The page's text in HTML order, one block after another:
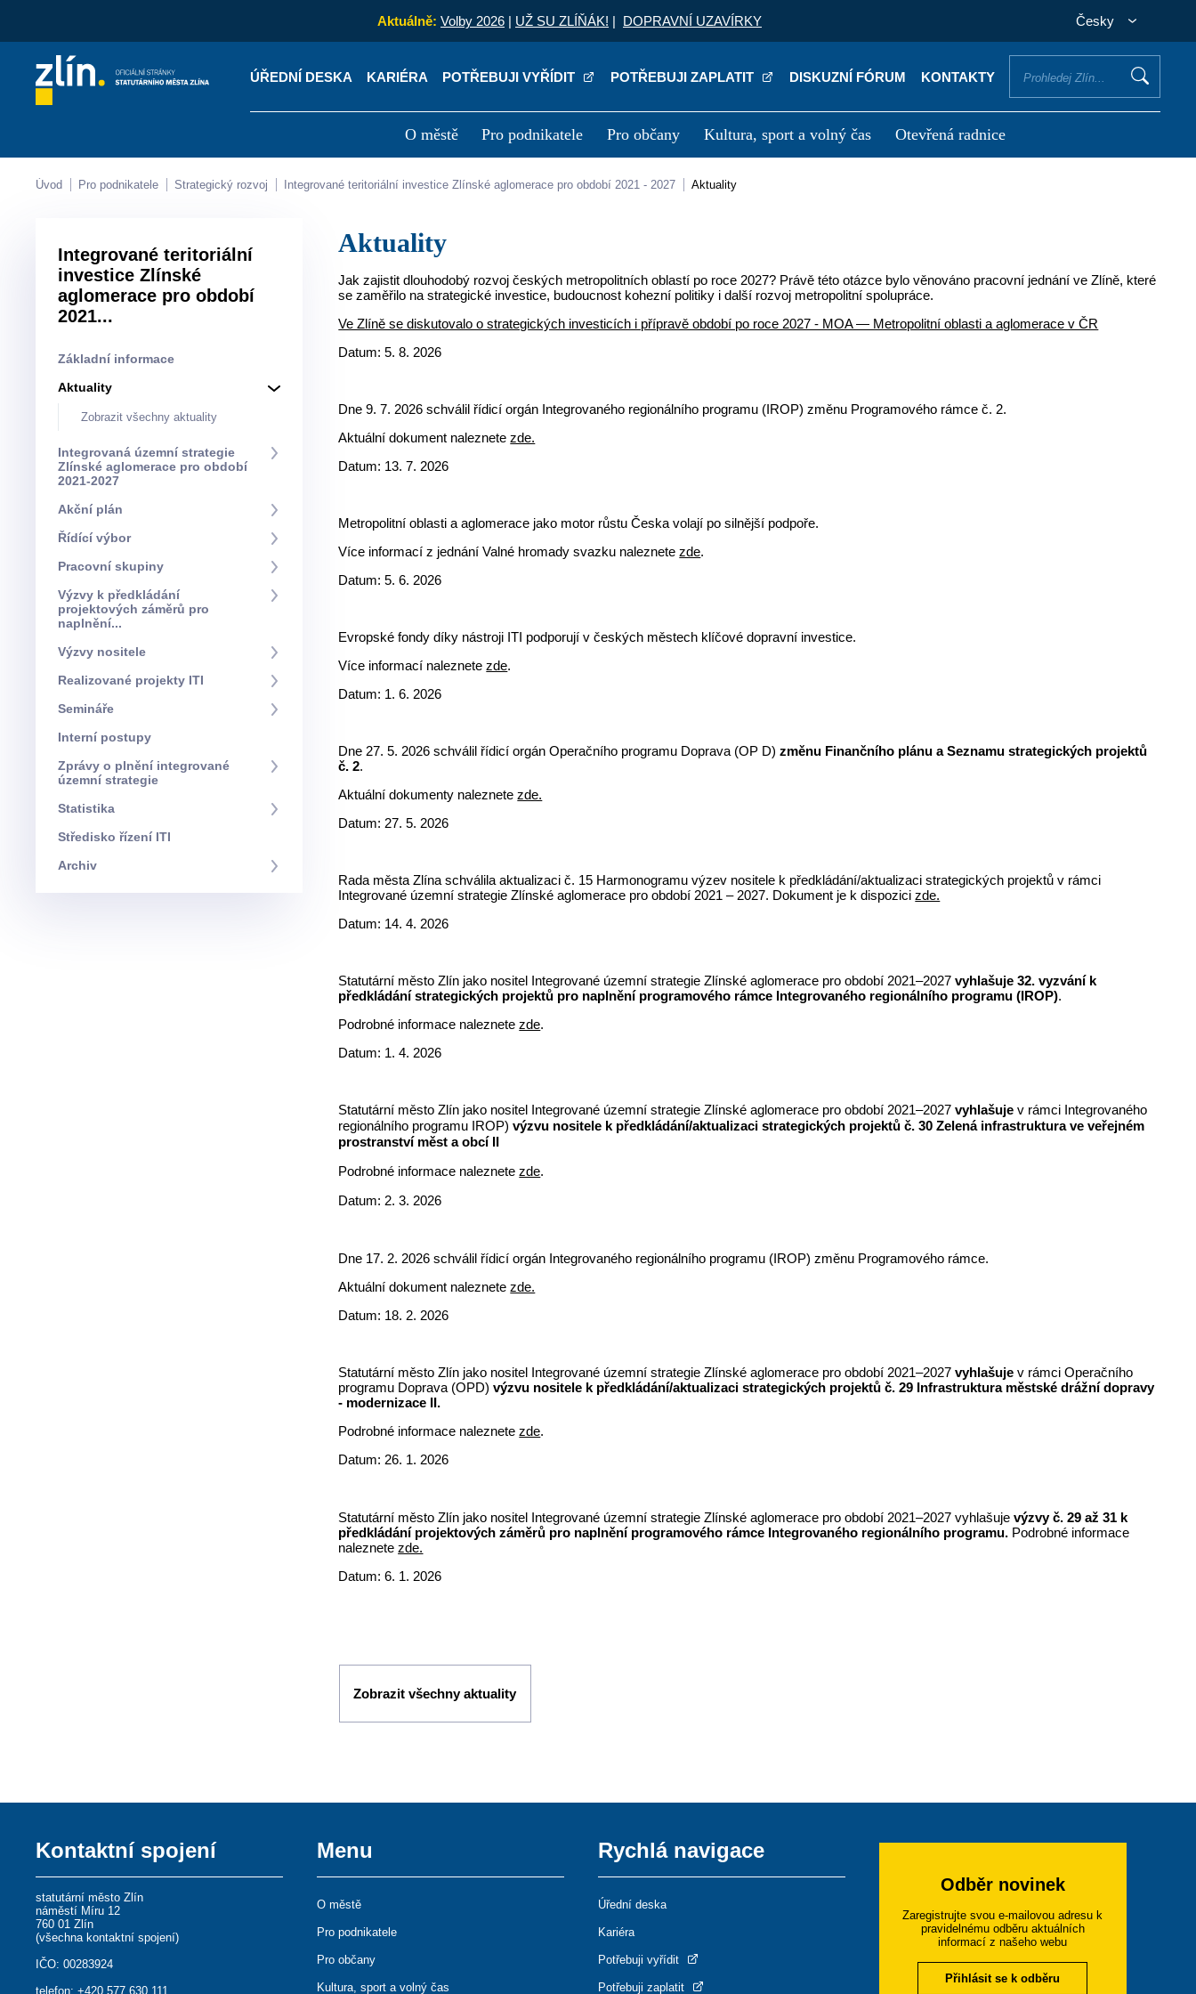
Aktuálně: Volby 2026 | UŽ SU ZLÍŇÁK! | DOPRAVNÍ UZAVÍRKY Česky
ÚŘEDNÍ DESKA KARIÉRA POTŘEBUJI VYŘÍDIT POTŘEBUJI ZAPLATIT DISKUZNÍ FÓRUM KONTAKTY
O městě Pro podnikatele Pro občany Kultura, sport a volný čas Otevřená radnice
Kontakty Úřední deska Kariéra
Úvod Pro podnikatele Strategický rozvoj Integrované teritoriální investice Zlínské aglomerace pro období 2021 - 2027 Aktuality
Integrované teritoriální
investice Zlínské
aglomerace pro období
2021...
Základní informace
Aktuality
Zobrazit všechny aktuality
Integrovaná územní strategie
Zlínské aglomerace pro období
2021-2027
Akční plán
Řídící výbor
Pracovní skupiny
Výzvy k předkládání
projektových záměrů pro
naplnění...
Výzvy nositele
Realizované projekty ITI
Semináře
Interní postupy
Zprávy o plnění integrované
územní strategie
Statistika
Středisko řízení ITI
Archiv
Aktuality
Jak zajistit dlouhodobý rozvoj českých metropolitních oblastí po roce 2027? Právě této otázce bylo věnováno pracovní jednání ve Zlíně, které
se zaměřilo na strategické investice, budoucnost kohezní politiky i další rozvoj metropolitní spolupráce.
Ve Zlíně se diskutovalo o strategických investicích i přípravě období po roce 2027 - MOA — Metropolitní oblasti a aglomerace v ČR
Datum: 5. 8. 2026
Dne 9. 7. 2026 schválil řídicí orgán Integrovaného regionálního programu (IROP) změnu Programového rámce č. 2.
Aktuální dokument naleznetezde.
Datum: 13. 7. 2026
Metropolitní oblasti a aglomerace jako motor růstu Česka volají po silnější podpoře.
Více informací z jednání Valné hromady svazku naleznetezde.
Datum: 5. 6. 2026
Evropské fondy díky nástroji ITI podporují v českých městech klíčové dopravní investice.
Více informací naleznetezde.
Datum: 1. 6. 2026
Dne 27. 5. 2026 schválil řídicí orgán Operačního programu Doprava (OP D)změnu Finančního plánu a Seznamu strategických projektů
č. 2.
Aktuální dokumenty naleznetezde.
Datum: 27. 5. 2026
Rada města Zlína schválila aktualizaci č. 15 Harmonogramu výzev nositele k předkládání/aktualizaci strategických projektů v rámci
Integrované územní strategie Zlínské aglomerace pro období 2021 – 2027. Dokument je k dispozicizde.
Datum: 14. 4. 2026
Statutární město Zlín jako nositel Integrované územní strategie Zlínské aglomerace pro období 2021–2027vyhlašuje 32. vyzvání k
předkládání strategických projektů pro naplnění programového rámce Integrovaného regionálního programu (IROP).
Podrobné informace naleznetezde.
Datum: 1. 4. 2026
Statutární město Zlín jako nositel Integrované územní strategie Zlínské aglomerace pro období 2021–2027vyhlašujev rámci Integrovaného
regionálního programu IROP)výzvu nositele k předkládání/aktualizaci strategických projektů č. 30 Zelená infrastruktura ve veřejném
prostranství měst a obcí II
Podrobné informace naleznetezde.
Datum: 2. 3. 2026
Dne 17. 2. 2026 schválil řídicí orgán Integrovaného regionálního programu (IROP) změnu Programového rámce.
Aktuální dokument naleznetezde.
Datum: 18. 2. 2026
Statutární město Zlín jako nositel Integrované územní strategie Zlínské aglomerace pro období 2021–2027vyhlašujev rámci Operačního
programu Doprava (OPD)výzvu nositele k předkládání/aktualizaci strategických projektů č. 29 Infrastruktura městské drážní dopravy
- modernizace II.
Podrobné informace naleznetezde.
Datum: 26. 1. 2026
Statutární město Zlín jako nositel Integrované územní strategie Zlínské aglomerace pro období 2021–2027 vyhlašujevýzvy č. 29 až 31 k
předkládání projektových záměrů pro naplnění programového rámce Integrovaného regionálního programu. Podrobné informace
naleznetezde.
Datum: 6. 1. 2026
Zobrazit všechny aktuality
Kontaktní spojení
statutární město Zlín
náměstí Míru 12
760 01 Zlín
(všechna kontaktní spojení)
IČO: 00283924
telefon:+420 577 630 111
Menu
O městě
Pro podnikatele
Pro občany
Kultura, sport a volný čas
Rychlá navigace
Úřední deska
Kariéra
Potřebuji vyřídit
Potřebuji zaplatit
Odběr novinek
Zaregistrujte svou e-mailovou adresu k
pravidelnému odběru aktuálních
informací z našeho webu
Přihlásit se k odběru